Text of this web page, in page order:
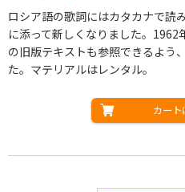
ロシア語の歌詞にはカタカナで読
に添って新しくなりました。
の旧版テキストも参照できるよう
た。マテリアルはレンタル。
カート